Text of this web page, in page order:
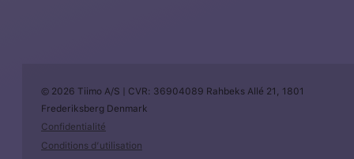
© 2026 Tiimo A/S | CVR: 36904089 Rahbeks Allé 21, 1801
Frederiksberg Denmark
Confidentialité
Conditions d’utilisation